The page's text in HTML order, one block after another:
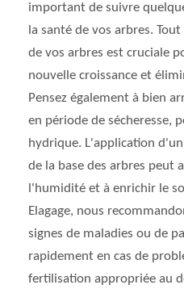
important de suivre
la santé de vos arbres.
de vos arbres est cruciale
nouvelle croissance et
Pensez également à bien
en période de sécheresse,
hydrique. L'application
de la base des arbres peut
l'humidité et à enrichir le
Elagage, nous
signes de maladies ou de
rapidement en cas de
fertilisation appropriée au